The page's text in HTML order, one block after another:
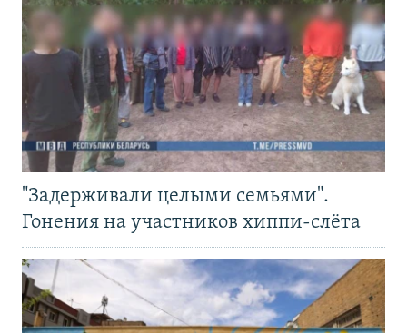
"Задерживали целыми семьями".
Гонения на участников хиппи-слёта